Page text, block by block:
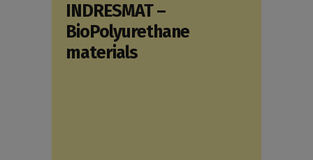
INDRESMAT –
BioPolyurethane
materials